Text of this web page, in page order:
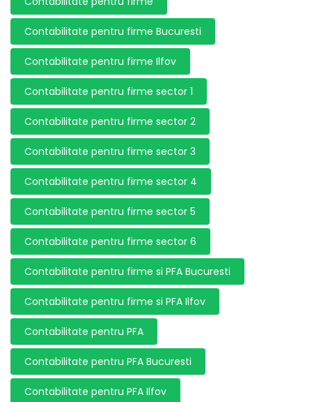
Contabilitate pentru firme Bucuresti
Contabilitate pentru firme Ilfov
Contabilitate pentru firme sector 1
Contabilitate pentru firme sector 2
Contabilitate pentru firme sector 3
Contabilitate pentru firme sector 4
Contabilitate pentru firme sector 5
Contabilitate pentru firme sector 6
Contabilitate pentru firme si PFA Bucuresti
Contabilitate pentru firme si PFA Ilfov
Contabilitate pentru PFA
Contabilitate pentru PFA Bucuresti
Contabilitate pentru PFA Ilfov